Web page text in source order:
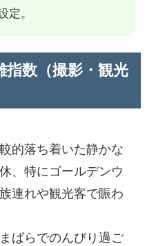
定。
数（撮影・観光
的落ち着いた静かな
、特にゴールデンウ
連れや観光客で賑わ
ばらでのんびり過ご